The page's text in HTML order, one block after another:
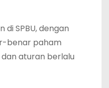
di SPBU, dengan
benar paham
aturan berlalu